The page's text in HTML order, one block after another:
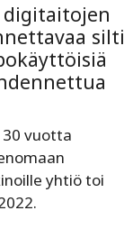
digitaitojen
silti
vuotta
yhtiö toi